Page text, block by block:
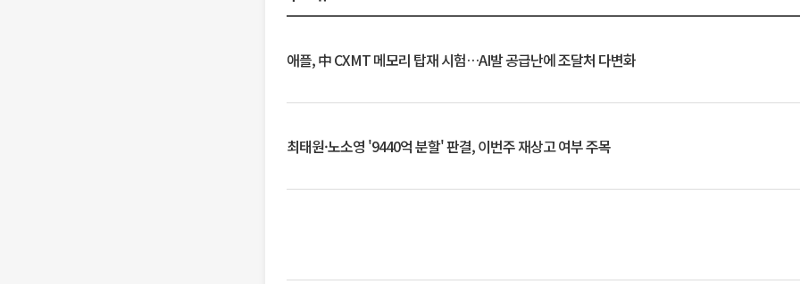
애플, 中 CXMT 메모리 탑재 시험…AI발 공급난에 조달처 다변화
최태원·노소영 '9440억 분할' 판결, 이번주 재상고 여부 주목